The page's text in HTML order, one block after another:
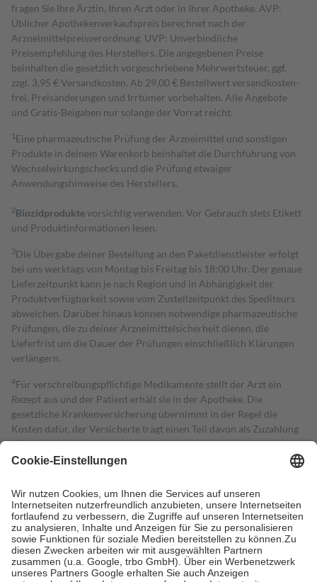
fragen Sie Ihre Ärztin, Ihren Arzt oder in Ihrer Apotheke. AVP:
Üblicher Apothekenverkaufspreis berechnet nach der
Arzneimittelpreisverordnung. UVP: Unverbindliche
Preisempfehlung des Herstellers. Die angegebenen Preise
beinhalten die gesetzlich vorgeschriebene Mehrwertsteuer, ggf.
zzgl. 3,95 € Versandkosten. Ab 29,00 € Bestell­wert versand­kosten­
frei. Preisänderungen und Irrtümer vorbehalten. Alle Angebote
und Gratis-Beigaben nur solange der Vorrat reicht.
1 Eine pharmazeutische Prüfung der Arzneimittel und sonstigen
Produkte in deinem Warenkorb beinhaltet die Durchführung von
Wechselwirkungschecks und die Prüfung etwaiger
Anwendungshinweise des Herstellers.
2Biozidproduktevorsichtig verwenden. Vor Gebrauch stets Etikett
und Produktinformationen lesen.
3Die Übergabe deiner Bestellung an den Paketdienstleister erfolgt
bei uns werktags von Montag bis Freitag bis 18:00 Uhr. Der genaue
Lieferzeitpunkt kann je nach Region und in Abhängigkeit der
Produktverfügbarkeit sowie vom Zustellzeitpunkt des Spediteurs
abweichen. Darüber hinaus können notwendige pharmazeutische
Prüfungen, die zu deiner Arzneimittelsicherheit dienen, die
Lieferfrist um die Dauer der Prüfungen einschließlich Klärungen
verlängern.
4Für verschreibungspflichtige Medikamente stellt der Arzt ein
Rezept aus und der Patient erhält sie in der Apotheke. Die
gesetzliche Krankenversicherung übernimmt in der Regel die
Kosten dafür, der Versicherte trägt einen Teil davon als Zuzahlung
mit.
Grundsätzlich leisten Mitglieder Zuzahlungen in Höhe von zehn
höchstens zehn Euro.
Es sind jedoch nie mehr als die tatsächlichen
Kosten der Leistung zu entrichten.
Diese Regeln gelten grundsätzlich auch für Online-Apotheken.
Bei Heilmitteln und häuslicher Krankenpflege beträgt die
Zuzahlung zehn Prozent der Kosten sowie zehn Euro je
Verordnung.
Um das Engagement der Versicherten für ihre eigene Gesundheit zu